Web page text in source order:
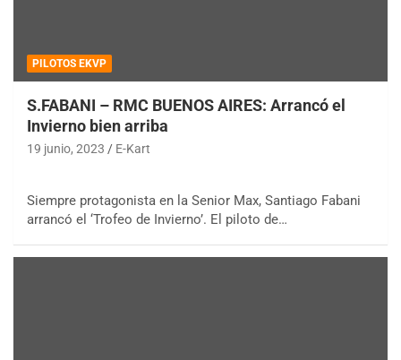
PILOTOS EKVP
S.FABANI – RMC BUENOS AIRES: Arrancó el
Invierno bien arriba
19 junio, 2023 E-Kart
Siempre protagonista en la Senior Max, Santiago Fabani
arrancó el ‘Trofeo de Invierno’. El piloto de…